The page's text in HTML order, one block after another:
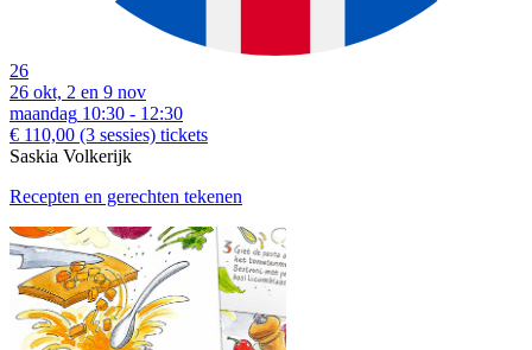
26
26 okt, 2 en 9 nov
maandag 10:30 - 12:30
€ 110,00 (3 sessies) tickets
Saskia Volkerijk
Recepten en gerechten tekenen